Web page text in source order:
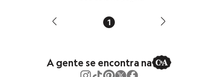
Cuidados com o rosto
Maquiagens
1
A gente se encontra na